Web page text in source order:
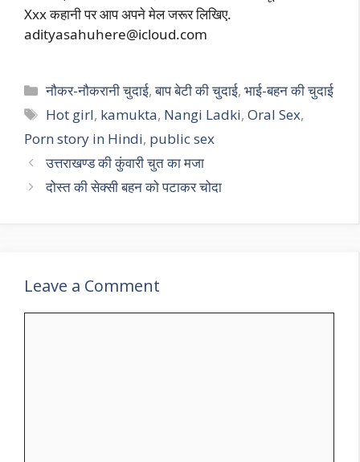
Xxx कहानी पर आप अपने मेल जरूर लिखिए.
adityasahuhere@icloud.com
Categories
नौकर-नौकरानी चुदाई,बाप बेटी की चुदाई,भाई-बहन की चुदाई
Tags
Hot girl, kamukta, Nangi Ladki,Oral Sex,
Porn story in Hindi, public sex
उत्तराखण्ड की कुंवारी चुत का मजा
दोस्त की सेक्सी बहन को पटाकर चोदा
Leave a Comment